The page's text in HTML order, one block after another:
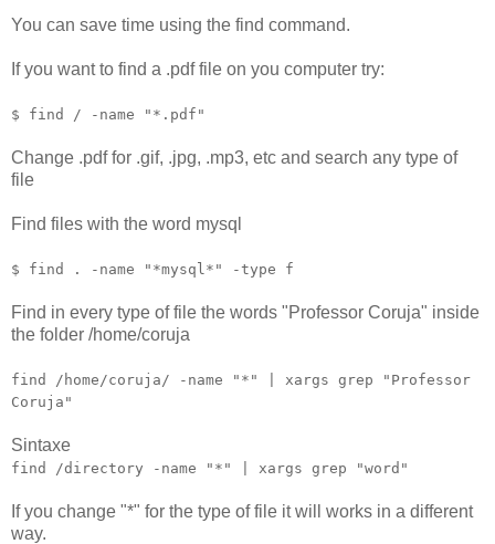
You can save time using the find command.
If you want to find a .pdf file on you computer try:
$ find / -name "*.pdf"
Change .pdf for .gif, .jpg, .mp3, etc and search any type of
file
Find files with the word mysql
$ find . -name "*mysql*" -type f
Find in every type of file the words "Professor Coruja" inside
the folder /home/coruja
find /home/coruja/ -name "*" | xargs grep "Professor
Coruja"
Sintaxe
find /directory -name "*" | xargs grep "word"
If you change "*" for the type of file it will works in a different
way.